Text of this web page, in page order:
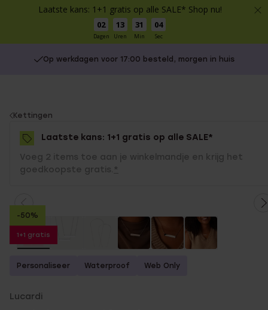
Laatste kans: 1+1 gratis op alle SALE* Shop nu!
02
Dagen
13
Uren
31
Min
03
Sec
Op werkdagen voor 17:00 besteld, morgen in huis
You
are
here:
Kettingen
Laatste kans: 1+1 gratis op alle SALE*
Voeg 2 items toe aan je winkelmandje en krijg het
goedkoopste gratis. *
-50%
1+1 gratis
Personaliseer Waterproof Web Only
Lucardi